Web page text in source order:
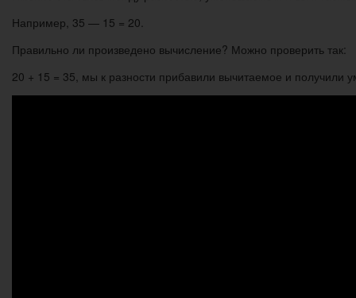
Например, 35 — 15 = 20.
Правильно ли произведено вычисление? Можно проверить так:
20 + 15 = 35, мы к разности прибавили вычитаемое и